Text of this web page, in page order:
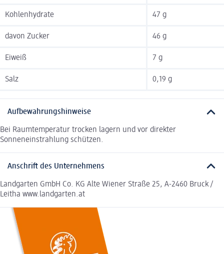
Kohlenhydrate 47 g
davon Zucker 46 g
Eiweiß 7 g
Salz 0,19 g
Aufbewahrungshinweise
Bei Raumtemperatur trocken lagern und vor direkter
Sonneneinstrahlung schützen.
Anschrift des Unternehmens
Landgarten GmbH Co. KG Alte Wiener Straße 25, A-2460 Bruck /
Leitha www.landgarten.at